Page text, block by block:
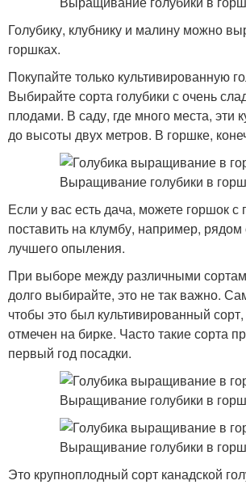
Голубику, клубнику и малину можно
горшках.
Покупайте только культивированную
Выбирайте сорта голубики с очень
плодами. В саду, где много места, эти
до высоты двух метров. В горшке,
Если у вас есть дача, можете горшок с
поставить на клумбу, например,
лучшего опыления.
При выборе между различными
долго выбирайте, это не так важно.
чтобы это был культивированный
отмечен на бирке. Часто такие сорта
первый год посадки.
Это крупноплодный сорт канадской